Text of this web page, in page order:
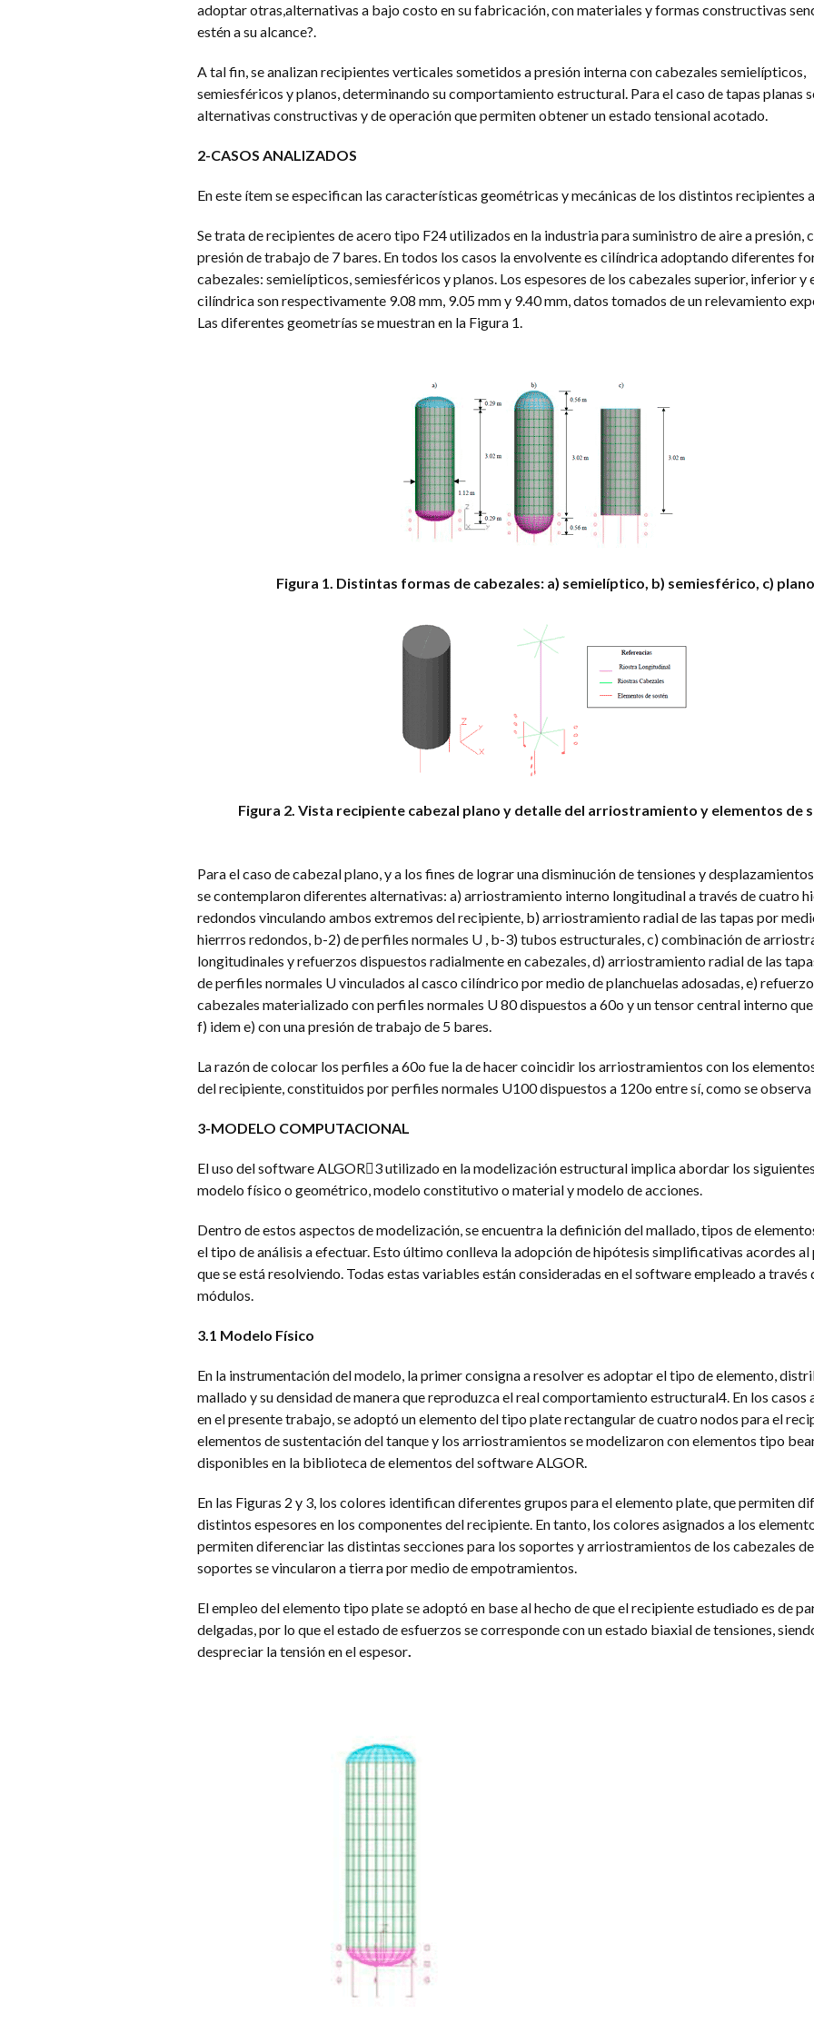
adoptar otras,alternativas a bajo costo en su fabricación, con materiales y formas constructivas
estén a su alcance?.
A tal fin, se analizan recipientes verticales sometidos a presión interna con cabezales semielípticos,
semiesféricos y planos, determinando su comportamiento estructural. Para el caso de tapas planas
alternativas constructivas y de operación que permiten obtener un estado tensional acotado.
2-CASOS ANALIZADOS
En este ítem se especifican las características geométricas y mecánicas de los distintos recipientes
Se trata de recipientes de acero tipo F24 utilizados en la industria para suministro de aire a presión,
presión de trabajo de 7 bares. En todos los casos la envolvente es cilíndrica adoptando diferentes
cabezales: semielípticos, semiesféricos y planos. Los espesores de los cabezales superior, inferior y
cilíndrica son respectivamente 9.08 mm, 9.05 mm y 9.40 mm, datos tomados de un relevamiento
Las diferentes geometrías se muestran en la Figura 1.
Figura 1. Distintas formas de cabezales: a) semielíptico, b) semiesférico, c) plano
Figura 2. Vista recipiente cabezal plano y detalle del arriostramiento y elementos de
Para el caso de cabezal plano, y a los fines de lograr una disminución de tensiones y
se contemplaron diferentes alternativas: a) arriostramiento interno longitudinal a través de cuatro
redondos vinculando ambos extremos del recipiente, b) arriostramiento radial de las tapas por
hierrros redondos, b-2) de perfiles normales U , b-3) tubos estructurales, c) combinación de
longitudinales y refuerzos dispuestos radialmente en cabezales, d) arriostramiento radial de las
de perfiles normales U vinculados al casco cilíndrico por medio de planchuelas adosadas, e)
cabezales materializado con perfiles normales U 80 dispuestos a 60o y un tensor central interno
f) idem e) con una presión de trabajo de 5 bares.
La razón de colocar los perfiles a 60o fue la de hacer coincidir los arriostramientos con los
del recipiente, constituidos por perfiles normales U100 dispuestos a 120o entre sí, como se observa
3-MODELO COMPUTACIONAL
El uso del software ALGOR3 utilizado en la modelización estructural implica abordar los
modelo físico o geométrico, modelo constitutivo o material y modelo de acciones.
Dentro de estos aspectos de modelización, se encuentra la definición del mallado, tipos de
el tipo de análisis a efectuar. Esto último conlleva la adopción de hipótesis simplificativas acordes
que se está resolviendo. Todas estas variables están consideradas en el software empleado a través
módulos.
3.1 Modelo Físico
En la instrumentación del modelo, la primer consigna a resolver es adoptar el tipo de elemento,
mallado y su densidad de manera que reproduzca el real comportamiento estructural4. En los casos
en el presente trabajo, se adoptó un elemento del tipo plate rectangular de cuatro nodos para el
elementos de sustentación del tanque y los arriostramientos se modelizaron con elementos tipo
disponibles en la biblioteca de elementos del software ALGOR.
En las Figuras 2 y 3, los colores identifican diferentes grupos para el elemento plate, que permiten
distintos espesores en los componentes del recipiente. En tanto, los colores asignados a los
permiten diferenciar las distintas secciones para los soportes y arriostramientos de los cabezales
soportes se vincularon a tierra por medio de empotramientos.
El empleo del elemento tipo plate se adoptó en base al hecho de que el recipiente estudiado es de
delgadas, por lo que el estado de esfuerzos se corresponde con un estado biaxial de tensiones,
despreciar la tensión en el espesor.